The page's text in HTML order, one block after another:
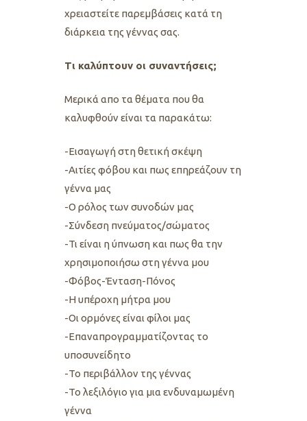
χρειαστείτε παρεμβάσεις κατά τη
διάρκεια της γέννας σας.
Τι καλύπτουν οι συναντήσεις;
Mερικά απο τα θέματα που θα
καλυφθούν είναι τα παρακάτω:
-Εισαγωγή στη θετική σκέψη
-Αιτίες φόβου και πως επηρεάζουν τη
γέννα μας
-Ο ρόλος των συνοδών μας
-Σύνδεση πνεύματος/σώματος
-Τι είναι η ύπνωση και πως θα την
χρησιμοποιήσω στη γέννα μου
-Φόβος-Ένταση-Πόνος
-Η υπέροχη μήτρα μου
-Οι ορμόνες είναι φίλοι μας
-Επαναπρογραμματίζοντας το
υποσυνείδητο
-Το περιβάλλον της γέννας
-Το λεξιλόγιο για μια ενδυναμωμένη
γέννα